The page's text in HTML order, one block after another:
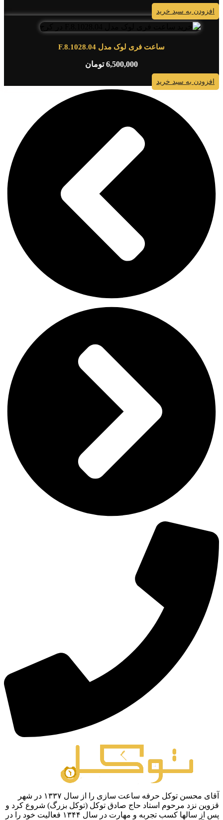
افزودن به سبد خرید
ساعت فری لوک مدل F.8.1028.04
6,500,000 تومان
افزودن به سبد خرید
آقای محسن توکل حرفه ساعت سازی را از سال ۱۳۳۷ در شهر
قزوین نزد مرحوم استاد حاج صادق توکل (توکل بزرگ) شروع کرد و
پس از سالها کسب تجربه و مهارت در سال ۱۳۴۴ فعالیت خود را در